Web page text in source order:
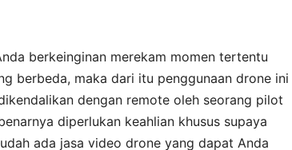
berkeinginan merekam momen tertentu
berbeda, maka dari itu penggunaan drone ini
dengan remote oleh seorang pilot
diperlukan keahlian khusus supaya
ada jasa video drone yang dapat Anda